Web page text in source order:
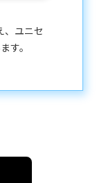
、ユニセ
す。